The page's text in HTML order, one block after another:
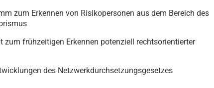
zum Erkennen von Risikopersonen aus dem Bereich des
zum frühzeitigen Erkennen potenziell rechtsorientierter
des Netzwerkdurchsetzungsgesetzes